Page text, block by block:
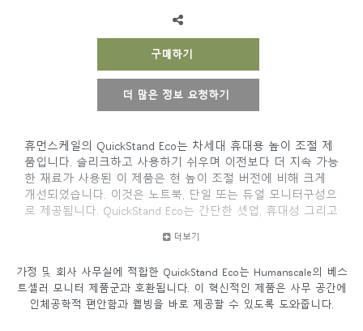
구매하기
더 많은 정보 요청하기
휴먼스케일의 QuickStand Eco는 차세대 휴대용 높이 조절 제
품입니다. 슬리크하고 사용하기 쉬우며 이전보다 더 지속 가능
한 재료가 사용된 이 제품은 현 높이 조절 버전에 비해 크게
개선되었습니다. 이것은 노트북, 단일 또는 듀얼 모니터구성으
로 제공됩니다. QuickStand Eco는 간단한 셋업, 휴대성 그리고
동적인 업무 공간으로 탈바꿈합니다.
더보기
가정 및 회사 사무실에 적합한 QuickStand Eco는 Humanscale의 베스
트셀러 모니터 제품군과 호환됩니다. 이 혁신적인 제품은 사무 공간에
인체공학적 편안함과 웰빙을 바로 제공할 수 있도록 도와줍니다.